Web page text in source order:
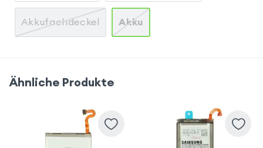
Akkufachdeckel Akku
Ähnliche Produkte